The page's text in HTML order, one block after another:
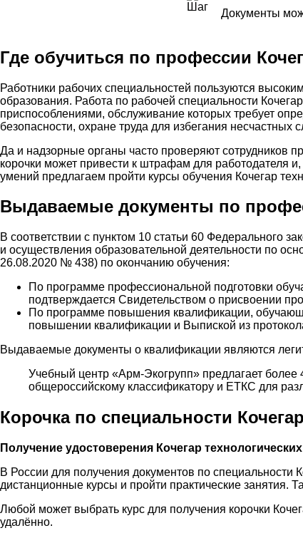
Документы
Где обучиться по профессии
Работники рабочих специальностей пользуются
образования. Работа по рабочей специальности
приспособлениями, обслуживание которых требует
безопасности, охране труда для избегания несчастных
Да и надзорные органы часто проверяют сотрудников
корочки может привести к штрафам для работодателя
умений предлагаем пройти курсы обучения Кочегар
Выдаваемые документы по
В соответствии с пунктом 10 статьи 60 Федерального
и осуществления образовательной деятельности по
26.08.2020 № 438) по окончанию обучения:
По программе профессиональной подготовки
подтверждается Свидетельством о присвоении
По программе повышения квалификации,
повышении квалификации и Выпиской из
Выдаваемые документы о квалификации являются
Учебный центр «Арм-Экогрупп» предлагает
общероссийскому классификатору и ЕТКС для
Корочка по специальности
Получение удостоверения Кочегар
В России для получения документов по специальности
дистанционные курсы и пройти практические занятия.
Любой может выбрать курс для получения корочки
удалённо.